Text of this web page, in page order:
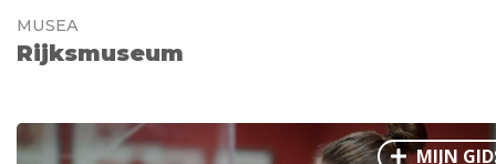
MUSEA
Rijksmuseum
MIJN